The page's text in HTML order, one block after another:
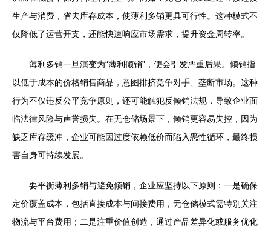
生产与消费，省去库存成本，使薄利多销更具可行性。这种模式不
仅降低了运营开支，还能快速响应市场需求，提升资金周转率。
薄利多销一旦演变为“薄利倾销”，便会引发严重后果。倾销指
以低于成本的价格销售商品，意图排挤竞争对手、垄断市场。这种
行为不仅违反公平竞争原则，还可能触犯反倾销法规，导致企业面
临法律风险与声誉损失。在无仓储场景下，倾销更容易失控，因为
缺乏库存缓冲，企业可能因过度依赖低价而陷入恶性循环，最终损
害自身可持续发展。
要平衡薄利多销与避免倾销，企业应坚持以下原则：一是确保
定价覆盖成本，包括直接成本与间接费用，无仓储模式需特别关注
物流与平台费用；二是注重价值创造，通过产品差异化或服务优化